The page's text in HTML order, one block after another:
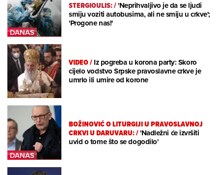
STERGIOULIS:/'Neprihvaljivo je da se ljudi
smiju voziti autobusima, ali ne smiju u crkve';
'Progone nas!'
VIDEO/Iz pogreba u korona party: Skoro
cijelo vodstvo Srpske pravoslavne crkve je
umrlo ili umire od korone
BOŽINOVIĆ O LITURGIJI U PRAVOSLAVNOJ
CRKVI U DARUVARU:/'Nadležni će izvršiti
uvid o tome što se dogodilo'